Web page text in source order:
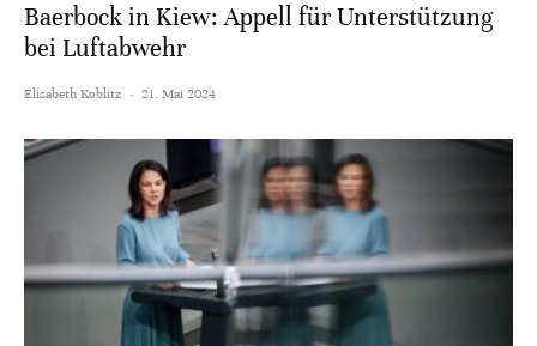
Baerbock in Kiew: Appell für Unterstützung
bei Luftabwehr
Elisabeth Koblitz · 21. Mai 2024